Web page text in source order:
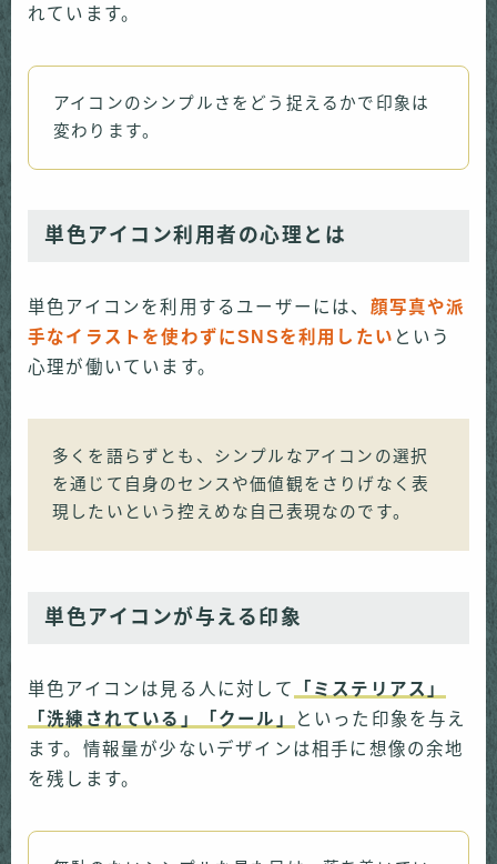
れています。
アイコンのシンプルさをどう捉えるかで印象は
変わります。
単色アイコン利用者の心理とは
単色アイコンを利用するユーザーには、 顔写真や派
手なイラストを使わずにSNSを利用したい という
心理が働いています。
多くを語らずとも、シンプルなアイコンの選択
を通じて自身のセンスや価値観をさりげなく表
現したいという控えめな自己表現なのです。
単色アイコンが与える印象
単色アイコンは見る人に対して
「ミステリアス」
「洗練されている」「クール」
といった印象を与え
ます。情報量が少ないデザインは相手に想像の余地
を残します。